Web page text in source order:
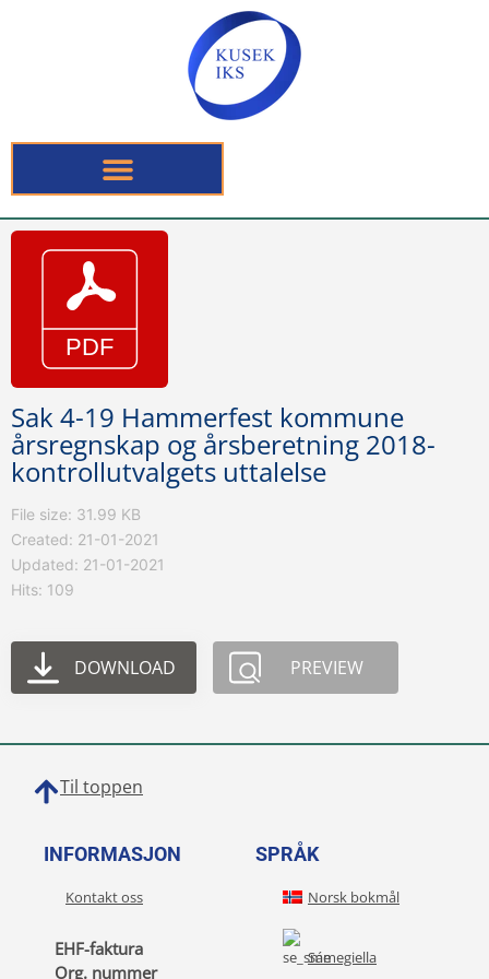
Sak 4-19 Hammerfest kommune
årsregnskap og årsberetning 2018-
kontrollutvalgets uttalelse
File size: 31.99 KB
Created: 21-01-2021
Updated: 21-01-2021
Hits: 109
DOWNLOAD PREVIEW
Til toppen
INFORMASJON
Kontakt oss
EHF-faktura
Org. nummer
SPRÅK
Norsk bokmål
Sámegiella